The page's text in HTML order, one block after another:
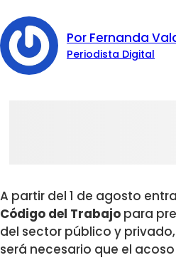
Por Fernanda
Periodista Digital
A partir del 1 de agosto
Código del Trabajo para
del sector público y
será necesario que el